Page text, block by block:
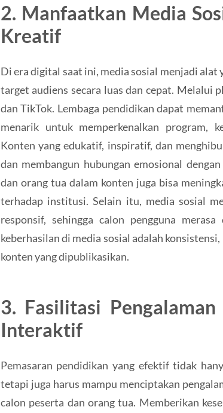
2. Manfaatkan Media
Kreatif
Di era digital saat ini, media sosial menjadi
target audiens secara luas dan cepat. Melalui
dan TikTok. Lembaga pendidikan dapat
menarik untuk memperkenalkan program,
Konten yang edukatif, inspiratif, dan
dan membangun hubungan emosional
dan orang tua dalam konten juga bisa
terhadap institusi. Selain itu, media sosial
responsif, sehingga calon pengguna
keberhasilan di media sosial adalah
konten yang dipublikasikan.
3. Fasilitasi
Interaktif
Pemasaran pendidikan yang efektif tidak
tetapi juga harus mampu menciptakan
calon peserta dan orang tua. Memberikan